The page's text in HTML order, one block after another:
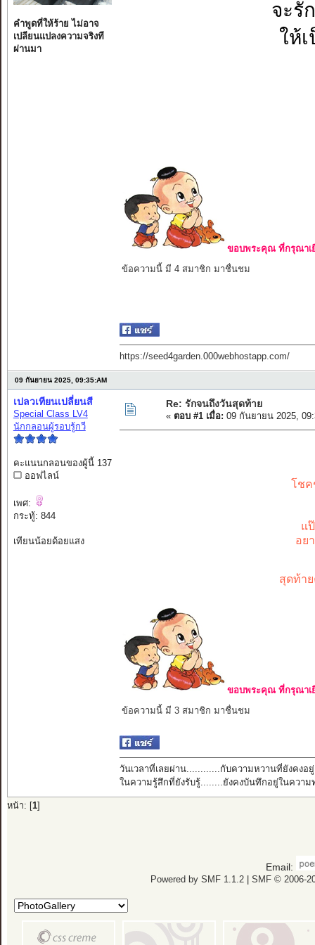
คำพูดที่ให้ร้าย ไม่อาจ
เปลียนแปลงความจริงที
ผ่านมา
จะรั
ให้
ขอบพระคุณ ที่กรุณาเ
ข้อความนี้ มี 4 สมาชิก มาชื่นชม
https://seed4garden.000webhostapp.com/
09 กันยายน 2025, 09:35:AM
เปลวเทียนเปลี่ยนสี
Special Class LV4
นักกลอนผู้รอบรู้กวี
คะแนนกลอนของผู้นี้ 137
ออฟไลน์
เพศ:
กระทู้: 844
เทียนน้อยด้อยแสง
Re: รักจนถึงวันสุดท้าย
« ตอบ #1 เมื่อ: 09 กันยายน 2025,
โชค
แ
อย
สุดท้า
ขอบพระคุณ ที่กรุณาเ
ข้อความนี้ มี 3 สมาชิก มาชื่นชม
วันเวลาที่เลยผ่าน............กับความหวานที่ยังคงอยู่
ในความรู้สึกที่ยังรับรู้........ยังคงบันทึกอยู่ในความ
หน้า: [ 1]
Email:
Powered by SMF 1.1.2| SMF © 2006-